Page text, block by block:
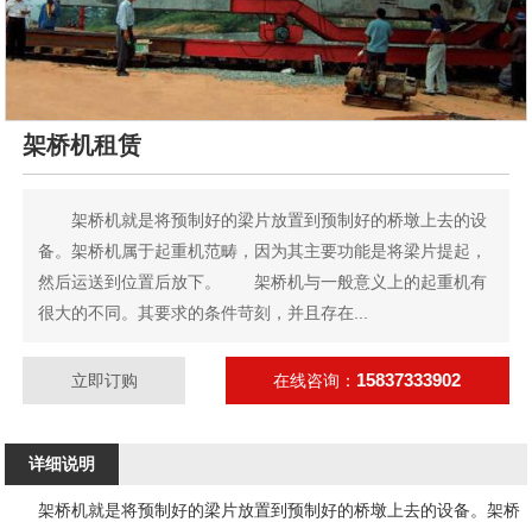
架桥机租赁
架桥机就是将预制好的梁片放置到预制好的桥墩上去的设
备。架桥机属于起重机范畴，因为其主要功能是将梁片提起，
然后运送到位置后放下。 架桥机与一般意义上的起重机有
很大的不同。其要求的条件苛刻，并且存在...
立即订购 在线咨询： 15837333902
详细说明
架桥机就是将预制好的梁片放置到预制好的桥墩上去的设备。架桥